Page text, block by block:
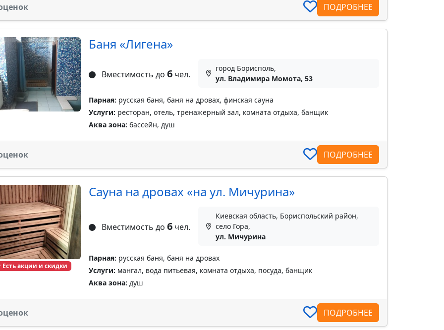
ПОДРОБНЕЕ
Баня «Лигена»
Вместимость до 6чел.
город Борисполь,
ул. Владимира Момота, 53
Парная: русская баня, баня на дровах, финская сауна
Услуги: ресторан, отель, тренажерный зал, комната отдыха, банщик
Аква зона: бассейн, душ
ПОДРОБНЕЕ
Есть акции и скидки
Сауна на дровах «на ул. Мичурина»
Вместимость до 6чел.
Киевская область, Бориспольский район,
село Гора,
ул. Мичурина
Парная: русская баня, баня на дровах
Услуги: мангал, вода питьевая, комната отдыха, посуда, банщик
Аква зона: душ
ПОДРОБНЕЕ